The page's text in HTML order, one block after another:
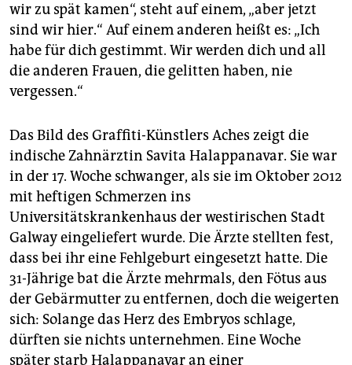
abo
genossenschaft
epaper login
wir zu spät kamen“, steht auf einem, „aber jetzt
sind wir hier.“ Auf einem anderen heißt es: „Ich
habe für dich gestimmt. Wir werden dich und all
die anderen Frauen, die gelitten haben, nie
vergessen.“
Das Bild des Graffiti-Künstlers Aches zeigt die
indische Zahnärztin Savita Halappanavar. Sie war
in der 17. Woche schwanger, als sie im Oktober 2012
mit heftigen Schmerzen ins
Universitätskrankenhaus der westirischen Stadt
Galway eingeliefert wurde. Die Ärzte stellten fest,
dass bei ihr eine Fehlgeburt eingesetzt hatte. Die
31-Jährige bat die Ärzte mehrmals, den Fötus aus
der Gebärmutter zu entfernen, doch die weigerten
sich: Solange das Herz des Embryos schlage,
dürften sie nichts unternehmen. Eine Woche
später starb Halappanavar an einer